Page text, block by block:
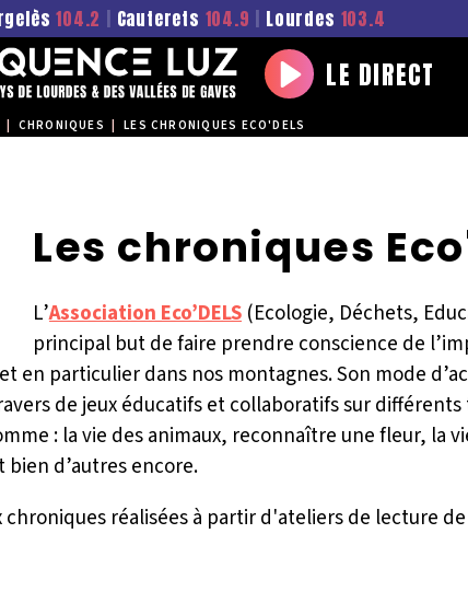
104.2 | Cauterets 104.9 | Lourdes 103.4
Play
LE DIRECT
| CHRONIQUES | LES CHRONIQUES ECO'DELS
Les chroniques
L’Association Eco’DELS (Ecologie, Déchets,
principal but de faire prendre conscience de
en particulier dans nos montagnes. Son mode
de jeux éducatifs et collaboratifs sur
: la vie des animaux, reconnaître une fleur, la
d’autres encore.
chroniques réalisées à partir d'ateliers de lecture